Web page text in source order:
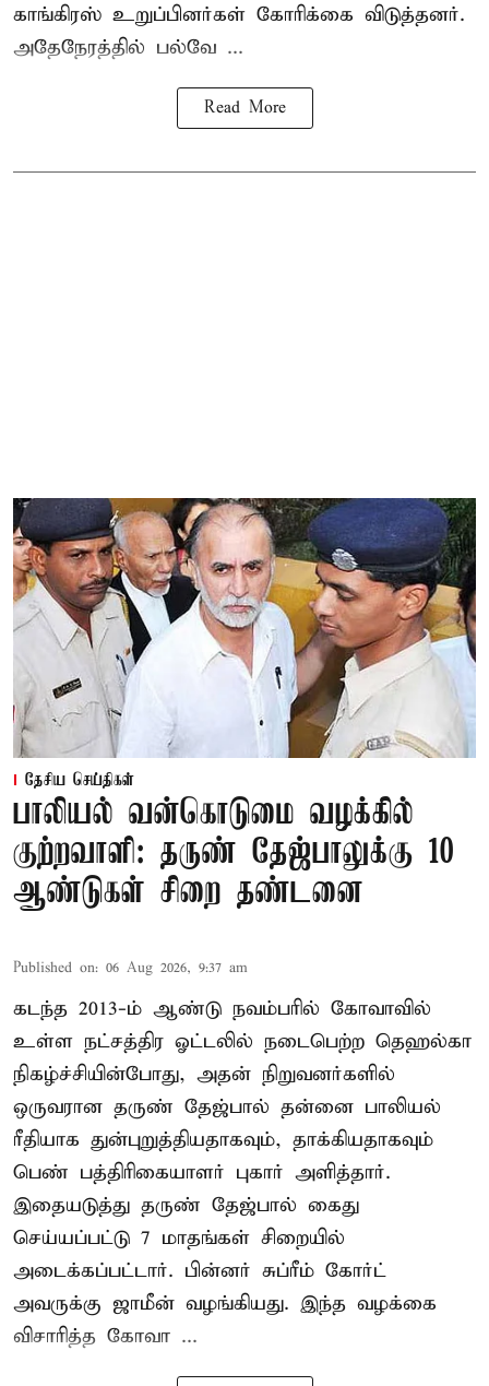
காங்கிரஸ் உறுப்பினர்கள் கோரிக்கை விடுத்தனர்.
அதேநேரத்தில் பல்வே ...
Read More
தேசிய செய்திகள்
பாலியல் வன்கொடுமை வழக்கில்
குற்றவாளி: தருண் தேஜ்பாலுக்கு 10
ஆண்டுகள் சிறை தண்டனை
Published on: 06 Aug 2026, 9:37 am
கடந்த 2013-ம் ஆண்டு நவம்பரில் கோவாவில்
உள்ள நட்சத்திர ஓட்டலில் நடைபெற்ற தெஹல்கா
நிகழ்ச்சியின்போது, அதன் நிறுவனர்களில்
ஒருவரான தருண் தேஜ்பால் தன்னை பாலியல்
ரீதியாக துன்புறுத்தியதாகவும், தாக்கியதாகவும்
பெண் பத்திரிகையாளர் புகார் அளித்தார்.
இதையடுத்து தருண் தேஜ்பால் கைது
செய்யப்பட்டு 7 மாதங்கள் சிறையில்
அடைக்கப்பட்டார். பின்னர் சுப்ரீம் கோர்ட்
அவருக்கு ஜாமீன் வழங்கியது. இந்த வழக்கை
விசாரித்த கோவா ...